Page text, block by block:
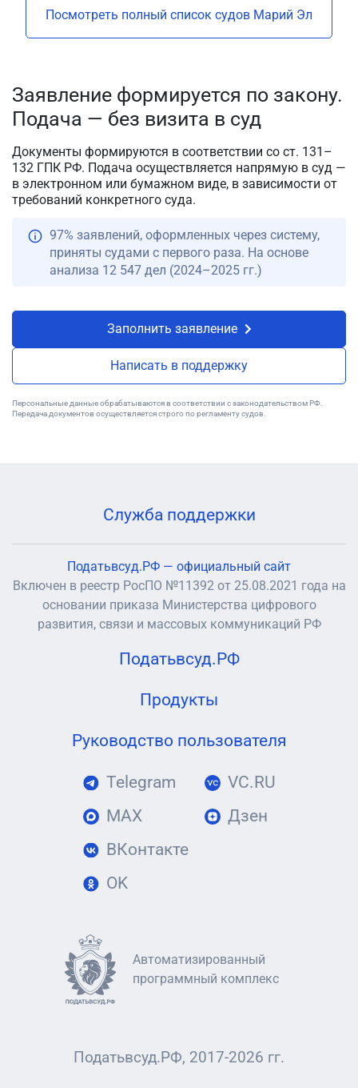
Посмотреть полный список судов Марий Эл
Заявление формируется по закону.
Подача — без визита в суд
Документы формируются в соответствии со ст. 131–
132 ГПК РФ. Подача осуществляется напрямую в суд —
в электронном или бумажном виде, в зависимости от
требований конкретного суда.
97% заявлений, оформленных через систему,
приняты судами с первого раза. На основе
анализа 12 547 дел (2024–2025 гг.)
Заполнить заявление
Написать в поддержку
Персональные данные обрабатываются в соответствии с законодательством РФ.
Передача документов осуществляется строго по регламенту судов.
Служба поддержки
Податьвсуд.РФ — официальный сайт
Включен в реестр РосПО №11392 от 25.08.2021 года на
основании приказа Министерства цифрового
развития, связи и массовых коммуникаций РФ
Податьвсуд.РФ
Продукты
Руководство пользователя
Telegram
MAX
ВКонтакте
OK
VC.RU
Дзен
Автоматизированный
программный комплекс
Податьвсуд.РФ, 2017-2026 гг.